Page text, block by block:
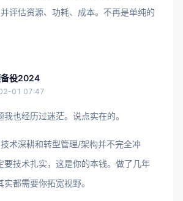
评估资源、功耗、成本。不再是单纯的
役2024
01 07:47
我也经历过迷茫。说点实在的。
术深耕和转型管理/架构并不完全冲
要技术扎实，这是你的本钱。做了几年
实都需要你拓宽视野。